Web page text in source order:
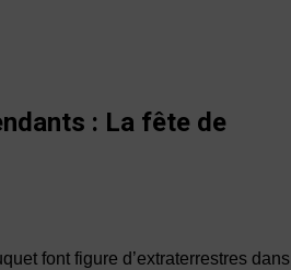
: La fête de
font figure d’extraterrestres dans